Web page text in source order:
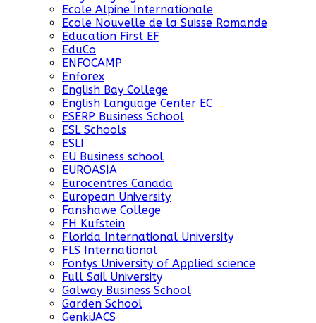
Ecole Alpine Internationale
Ecole Nouvelle de la Suisse Romande
Education First EF
EduCo
ENFOCAMP
Enforex
English Bay College
English Language Center EC
ESERP Business School
ESL Schools
ESLI
EU Business school
EUROASIA
Eurocentres Canada
European University
Fanshawe College
FH Kufstein
Florida International University
FLS International
Fontys University of Applied science
Full Sail University
Galway Business School
Garden School
GenkiJACS